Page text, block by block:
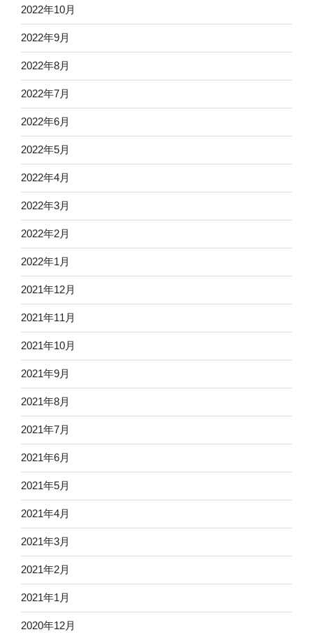
2022年10月
2022年9月
2022年8月
2022年7月
2022年6月
2022年5月
2022年4月
2022年3月
2022年2月
2022年1月
2021年12月
2021年11月
2021年10月
2021年9月
2021年8月
2021年7月
2021年6月
2021年5月
2021年4月
2021年3月
2021年2月
2021年1月
2020年12月